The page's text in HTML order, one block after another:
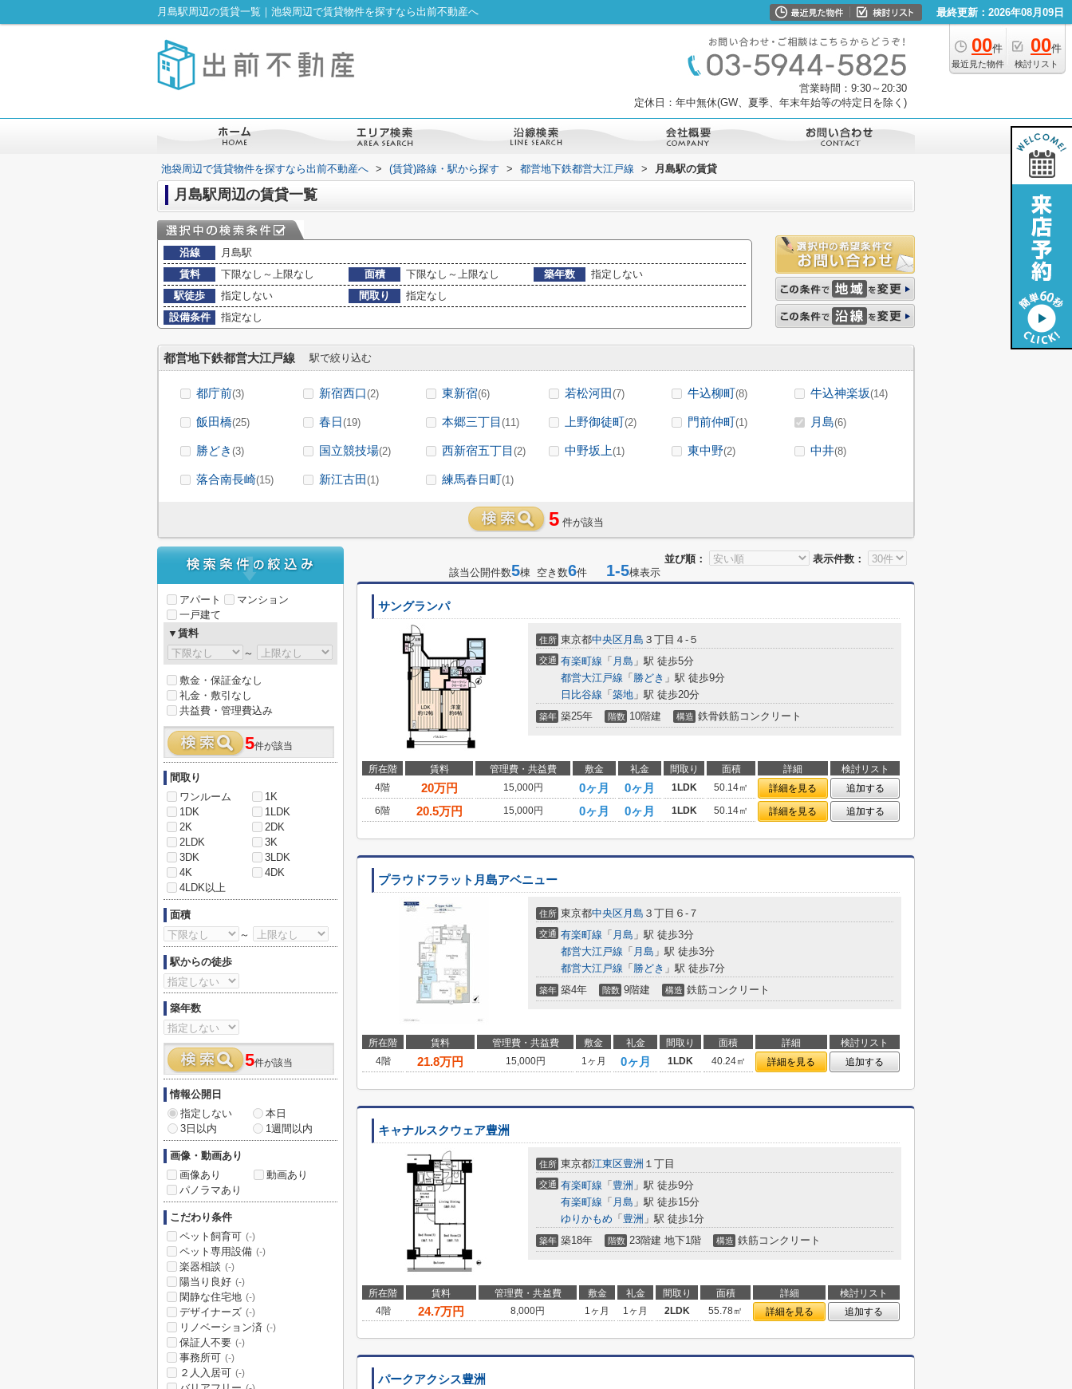
月島駅周辺の賃貸一覧｜池袋周辺で賃貸物件を探すなら出前不動産へ 最終更新：2026年08月09日
00件
最近見た物件
00件
検討リスト
営業時間：9:30～20:30
定休日：年中無休(GW、夏季、年末年始等の特定日を除く)
池袋周辺で賃貸物件を探すなら出前不動産へ > (賃貸)路線・駅から探す > 都営地下鉄都営大江戸線 > 月島駅の賃貸
月島駅周辺の賃貸一覧
沿線
月島駅
賃料
下限なし～上限なし 面積 下限なし～上限なし 築年数
指定しない
駅徒歩
指定しない 間取り
指定なし
設備条件
指定なし
都営地下鉄都営大江戸線 駅で絞り込む
都庁前(3) 新宿西口(2) 東新宿(6) 若松河田(7) 牛込柳町(8) 牛込神楽坂(14)
飯田橋(25) 春日(19) 本郷三丁目 (11) 上野御徒町(2) 門前仲町(1) 月島(6)
勝どき (3) 国立競技場(2) 西新宿五丁目 (2) 中野坂上(1) 東中野(2) 中井(8)
落合南長崎(15) 新江古田(1) 練馬春日町(1)
5 件が該当
並び順：
表示件数：
該当公開件数5棟 空き数6件 1-5棟表示
サングランパ
住所 東京都中央区月島 ３丁目４-５
交通 有楽町線 「 月島 」駅 徒歩5分
都営大江戸線 「 勝どき 」駅 徒歩9分
日比谷線 「 築地 」駅 徒歩20分
築年 築25年 階数 10階建 構造 鉄骨鉄筋コンクリート
所在階 賃料 管理費・共益費 敷金 礼金 間取り 面積 詳細
検討リスト
4階
20万円 15,000円 0ヶ月 0ヶ月 1LDK 50.14㎡ 詳細を見る
追加する
6階
20.5万円 15,000円 0ヶ月 0ヶ月 1LDK 50.14㎡ 詳細を見る 追加する
プラウドフラット月島アベニュー
住所 東京都中央区月島 ３丁目６-７
交通 有楽町線 「 月島 」駅 徒歩3分
都営大江戸線 「 月島 」駅 徒歩3分
都営大江戸線 「 勝どき 」駅 徒歩7分
築年 築4年 階数 9階建 構造 鉄筋コンクリート
所在階 賃料 管理費・共益費 敷金 礼金 間取り 面積 詳細
検討リスト
4階
21.8万円 15,000円 1ヶ月 0ヶ月 1LDK 40.24㎡ 詳細を見る 追加する
キャナルスクウェア豊洲
住所 東京都江東区豊洲 １丁目
交通 有楽町線 「 豊洲 」駅 徒歩9分
有楽町線 「 月島 」駅 徒歩15分
ゆりかもめ 「 豊洲 」駅 徒歩1分
築年 築18年 階数 23階建 地下1階 構造 鉄筋コンクリート
所在階 賃料 管理費・共益費 敷金 礼金 間取り 面積 詳細
検討リスト
4階
24.7万円 8,000円 1ヶ月 1ヶ月 2LDK 55.78㎡ 詳細を見る 追加する
パークアクシス豊洲
アパート
マンション
一戸建て
▼賃料
～
敷金・保証金なし
礼金・敷引なし
共益費・管理費込み
5件が該当
間取り
ワンルーム
1K
1DK
1LDK
2K
2DK
2LDK
3K
3DK
3LDK
4K
4DK
4LDK以上
面積
～
駅からの徒歩
築年数
5件が該当
情報公開日
指定しない
本日
3日以内
1週間以内
画像・動画あり
画像あり
動画あり
パノラマあり
こだわり条件
ペット飼育可 (-)
ペット専用設備 (-)
楽器相談 (-)
陽当り良好 (-)
閑静な住宅地 (-)
デザイナーズ (-)
リノベーション済 (-)
保証人不要 (-)
事務所可 (-)
２人入居可 (-)